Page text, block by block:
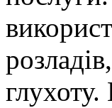
глухоту.